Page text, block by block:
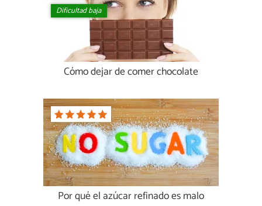
Dificultad baja
Cómo dejar de comer chocolate
Por qué el azúcar refinado es malo